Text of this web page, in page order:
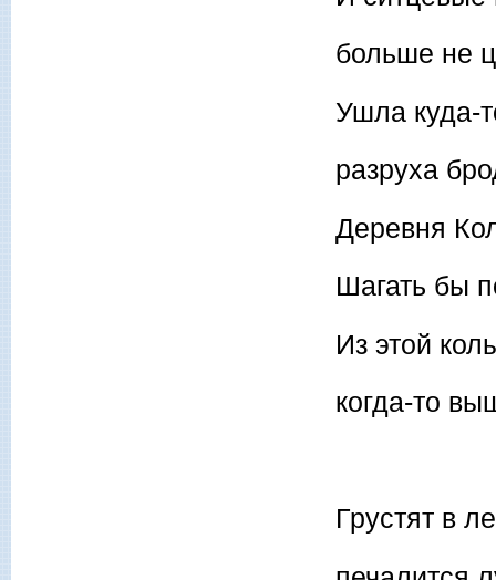
больше не
Ушла куда-
разруха
Деревня
Шагать бы
Из этой
когда-то
Грустят в